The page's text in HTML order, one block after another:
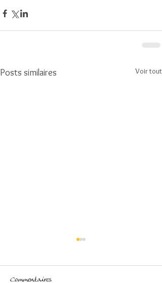
Posts similaires Voir tout
Commentaires